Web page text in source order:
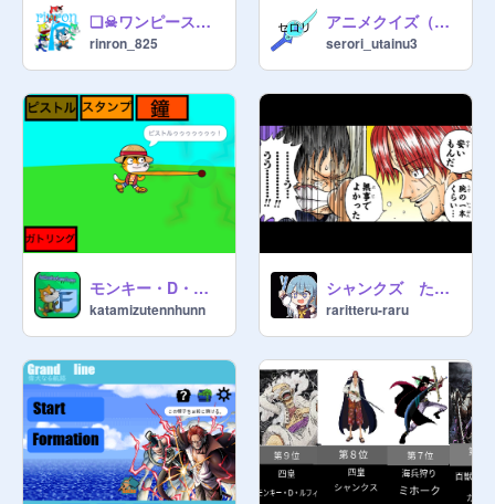
❏☠ワンピースサバイバル☠❏☠one piece survival☠ remix チート版？
rinron_825
アニメクイズ（ワンピクイズ）
serori_utainu3
モンキー・D・ルフィ 素材
katamizutennhunn
シャンクズ ただし、言ってることは間違っていない
raritteru-raru